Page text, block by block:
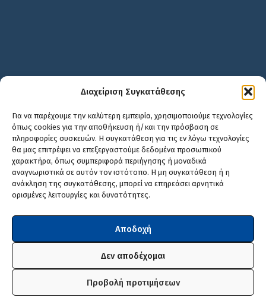
Διαχείριση Συγκατάθεσης
Για να παρέχουμε την καλύτερη εμπειρία, χρησιμοποιούμε τεχνολογίες
όπως cookies για την αποθήκευση ή/και την πρόσβαση σε
πληροφορίες συσκευών. Η συγκατάθεση για τις εν λόγω τεχνολογίες
θα μας επιτρέψει να επεξεργαστούμε δεδομένα προσωπικού
χαρακτήρα, όπως συμπεριφορά περιήγησης ή μοναδικά
αναγνωριστικά σε αυτόν τον ιστότοπο. Η μη συγκατάθεση ή η
ανάκληση της συγκατάθεσης, μπορεί να επηρεάσει αρνητικά
ορισμένες λειτουργίες και δυνατότητες.
Αποδοχή
Δεν αποδέχομαι
Προβολή προτιμήσεων